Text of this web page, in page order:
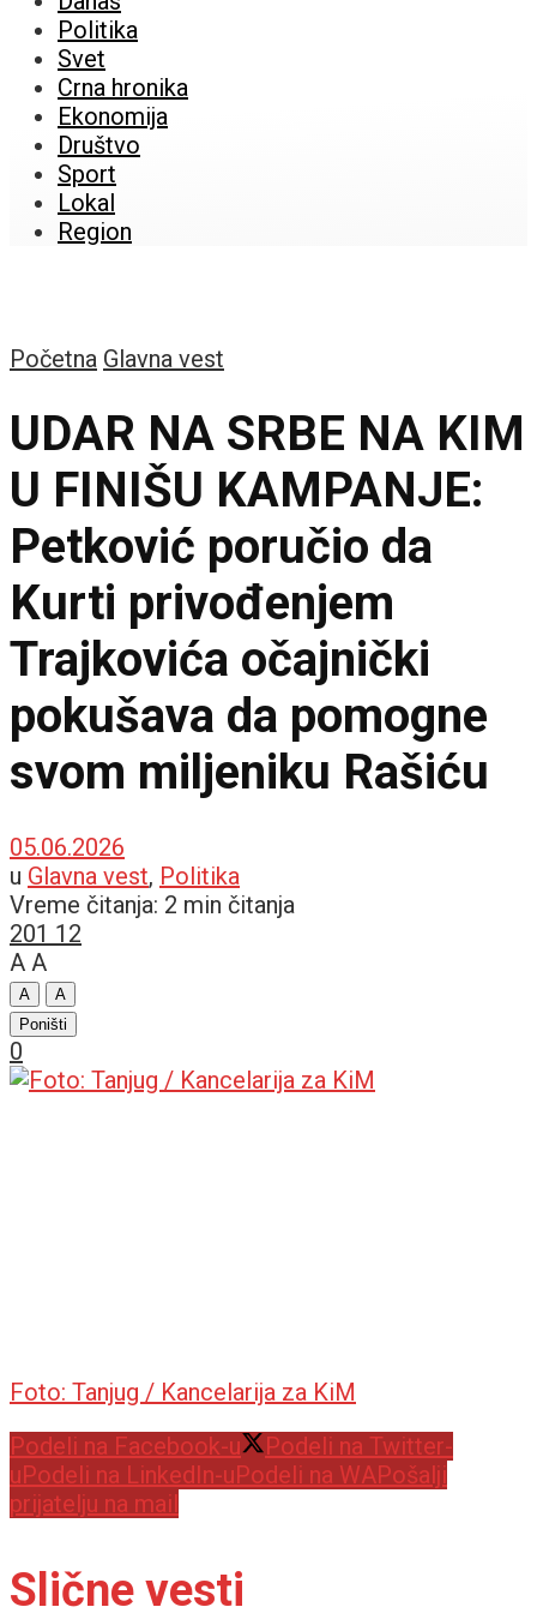
Politika
Svet
Crna hronika
Ekonomija
Društvo
Sport
Lokal
Region
Početna Glavna vest
UDAR NA SRBE NA KIM
U FINIŠU KAMPANJE:
Petković poručio da
Kurti privođenjem
Trajkovića očajnički
pokušava da pomogne
svom miljeniku Rašiću
05.06.2026
u Glavna vest, Politika
Vreme čitanja: 2 min čitanja
201 12
A A
A
A
Poništi
0
Foto: Tanjug / Kancelarija za KiM
Podeli na Facebook-u
Podeli na Twitter-
uPodeli na LinkedIn-uPodeli na WAPošalji
prijatelju na mail
Slične vesti